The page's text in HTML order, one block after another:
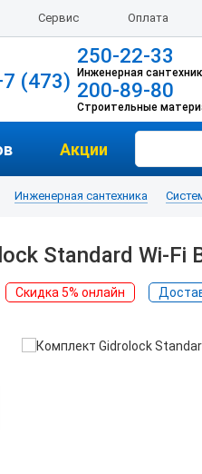
Сервис Оплата
(473)
250-22-33
Инженерная
200-89-80
Строительные
Акции
Инженерная сантехника
Standard Wi-Fi
Скидка 5% онлайн